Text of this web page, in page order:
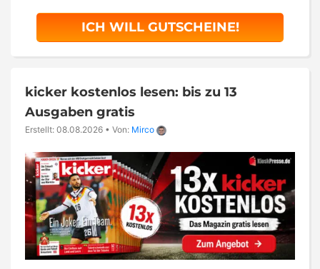
ICH WILL GUTSCHEINE!
kicker kostenlos lesen: bis zu 13
Ausgaben gratis
Erstellt: 08.08.2026 • Von: Mirco